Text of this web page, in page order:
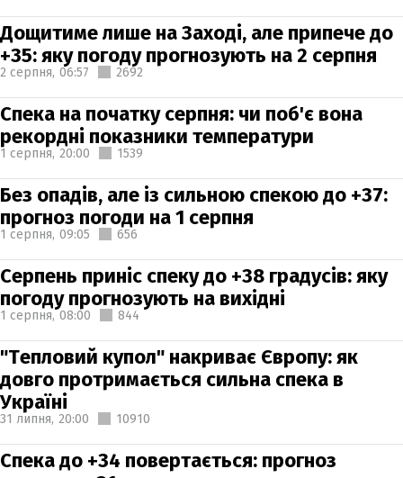
Дощитиме лише на Заході, але припече до
+35: яку погоду прогнозують на 2 серпня
2 серпня, 06:57 2692
Спека на початку серпня: чи поб'є вона
рекордні показники температури
1 серпня, 20:00 1539
Без опадів, але із сильною спекою до +37:
прогноз погоди на 1 серпня
1 серпня, 09:05 656
Серпень приніс спеку до +38 градусів: яку
погоду прогнозують на вихідні
1 серпня, 08:00 844
"Тепловий купол" накриває Європу: як
довго протримається сильна спека в
Україні
31 липня, 20:00 10910
Спека до +34 повертається: прогноз